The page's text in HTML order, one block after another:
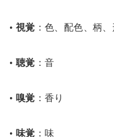
• 視覚 ：色、配色、柄
• 聴覚 ：音
• 嗅覚 ：香り
• 味覚 ：味